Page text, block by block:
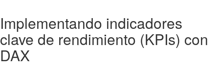
Implementando indicadores
clave de rendimiento (KPIs) con
DAX